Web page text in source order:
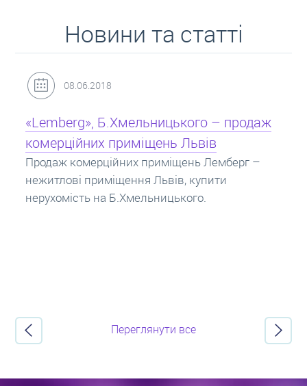
Новини та статті
31.05.2018
Кредит під заставу нерухомості: іпотека
Іпотека на квартиру – кредит на житло під
заставу нерухомості. Купити в іпотеку – що
потрібно знати? Консультація від Експертів
про іпотечні кредити.
Переглянути все